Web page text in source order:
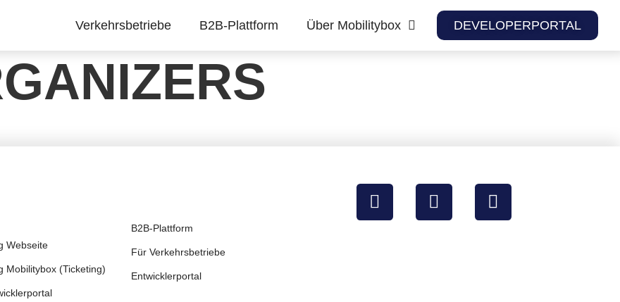
Verkehrsbetriebe B2B-Plattform Über Mobilitybox DEVELOPERPORTAL
Webseite
Mobilitybox (Ticketing)
B2B-Plattform
Für Verkehrsbetriebe
Entwicklerportal